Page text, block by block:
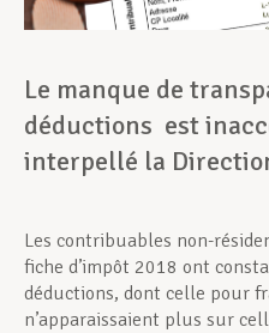
Le manque de
déductions est
interpellé la
Les contribuables non-
fiche d’impôt 2018 ont
déductions, dont celle pour
n’apparaissaient plus sur